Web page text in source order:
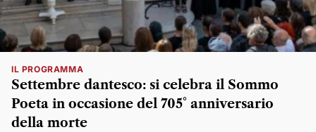
IL PROGRAMMA
Settembre dantesco: si celebra il Sommo
Poeta in occasione del 705° anniversario
della morte